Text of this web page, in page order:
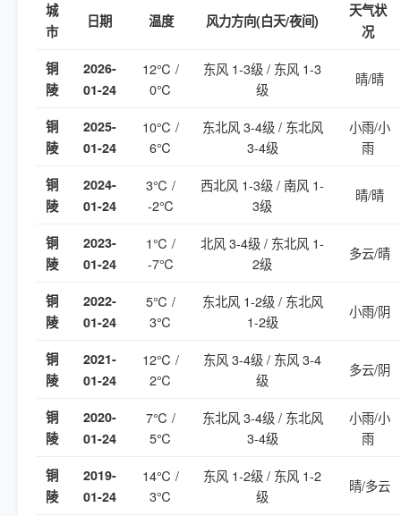
城
市
日期 温度 风力方向(白天/夜间)
天气状
况
铜
陵
2026-
01-24
12℃ /
0℃
东风 1-3级 / 东风 1-3
级
晴/晴
铜
陵
2025-
01-24
10℃ /
6℃
东北风 3-4级 / 东北风
3-4级
小雨/小
雨
铜
陵
2024-
01-24
3℃ /
-2℃
西北风 1-3级 / 南风 1-
3级
晴/晴
铜
陵
2023-
01-24
1℃ /
-7℃
北风 3-4级 / 东北风 1-
2级
多云/晴
铜
陵
2022-
01-24
5℃ /
3℃
东北风 1-2级 / 东北风
1-2级
小雨/阴
铜
陵
2021-
01-24
12℃ /
2℃
东风 3-4级 / 东风 3-4
级
多云/阴
铜
陵
2020-
01-24
7℃ /
5℃
东北风 3-4级 / 东北风
3-4级
小雨/小
雨
铜
陵
2019-
01-24
14℃ /
3℃
东风 1-2级 / 东风 1-2
级
晴/多云